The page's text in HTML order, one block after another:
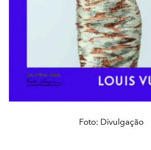
Foto: Divulgação